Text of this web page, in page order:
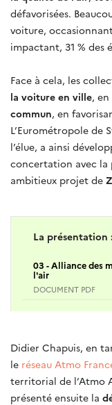
défavorisées.
voiture,
impactant, 31 % des
Face à cela, les
la voiture en ville,
commun, en
L’Eurométropole de
l’élue, a ainsi
concertation avec la
ambitieux projet de
La présentation :
03 - Alliance des
l'air
DOCUMENT PDF
Didier Chapuis, en
le réseau Atmo
territorial de l’Atmo
présenté ensuite la